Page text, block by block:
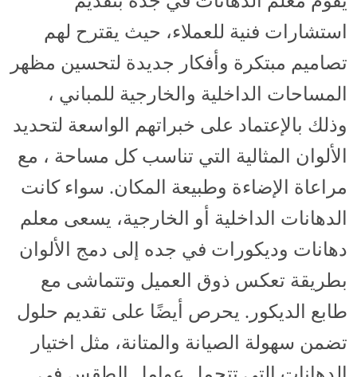
استشارات فنية للعملاء، حيث يقترح لهم
تصاميم مبتكرة وأفكار جديدة لتحسين مظهر
المساحات الداخلية والخارجية للمباني ،
وذلك بالإعتماد على خبراتهم الواسعة لتحديد
الألوان المثالية التي تناسب كل مساحة ، مع
مراعاة الإضاءة وطبيعة المكان. سواء كانت
الدهانات الداخلية أو الخارجية، يسعى معلم
دهانات وديكورات في جده إلى دمج الألوان
بطريقة تعكس ذوق العميل وتتماشى مع
طابع الديكور. يحرص أيضًا على تقديم حلول
تضمن سهولة الصيانة والمتانة، مثل اختيار